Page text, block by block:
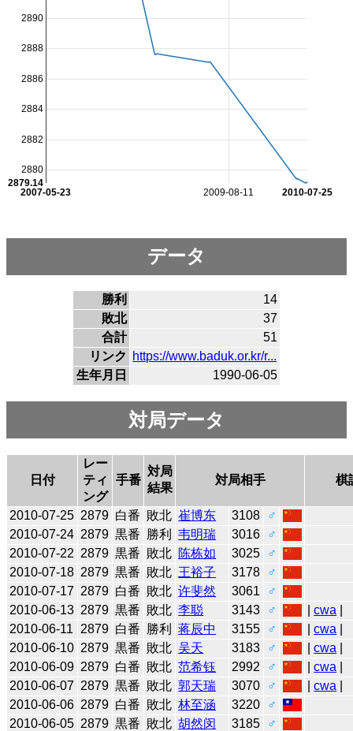
2009-08-11
2007-05-23 2010-07-25
2880
2882
2884
2886
2888
2890
2879.14
データ
勝利
14
敗北
37
合計
51
リンク
https://www.baduk.or.kr/r...
生年月日
1990-06-05
対局データ
日付
レー
ティ
ング
手番
対局
結果
対局相手 棋
2010-07-25 2879 白番 敗北 崔博东 3108
♂
2010-07-24 2879 黒番 勝利 韦明瑞 3016
♂
2010-07-22 2879 黒番 敗北 陈栋如 3025
♂
2010-07-18 2879 黒番 敗北 王裕子 3178
♂
2010-07-17 2879 白番 敗北 许斐然 3061
♂
2010-06-13 2879 黒番 敗北 李聪 3143 ♂ |cwa
2010-06-11
2879 白番 勝利 蒋辰中 3155 ♂ |cwa
2010-06-10 2879 黒番 敗北 吴天 3183 ♂ |cwa
2010-06-09 2879 白番 敗北 范希钰 2992 ♂ |cwa
2010-06-07 2879 黒番 敗北 郭天瑞 3070 ♂ |cwa
2010-06-06 2879 白番 敗北 林至涵 3220
♂
2010-06-05 2879 黒番 敗北 胡然闵 3185
♂